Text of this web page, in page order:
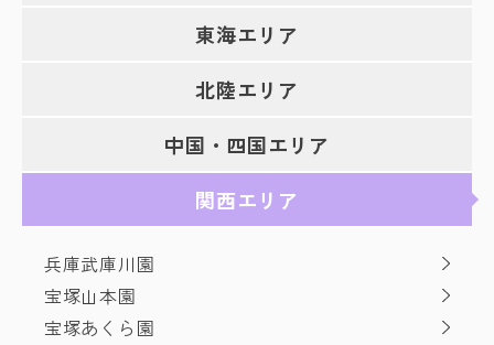
東海エリア
北陸エリア
中国・四国エリア
関西エリア
兵庫武庫川園
宝塚山本園
宝塚あくら園